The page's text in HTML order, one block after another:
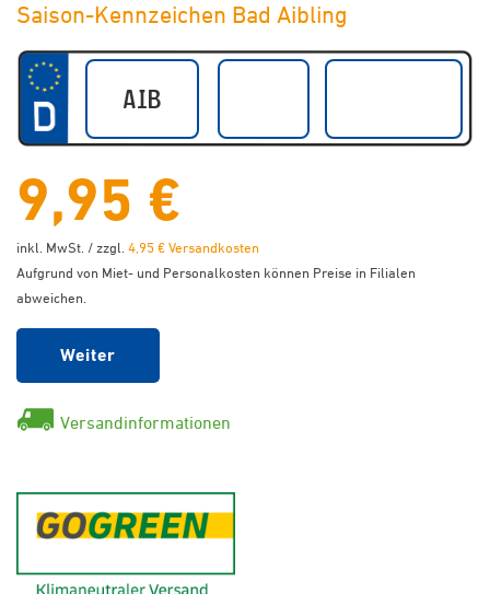
Saison-Kennzeichen Bad Aibling
9,95 €
inkl. MwSt. / zzgl.4,95 € Versandkosten
Aufgrund von Miet- und Personalkosten können Preise in Filialen
abweichen.
Weiter
Versandinformationen